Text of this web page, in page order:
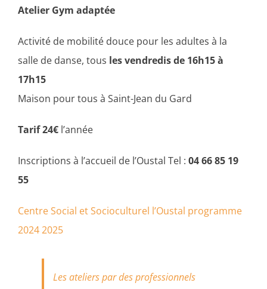
Atelier Gym adaptée
Activité de mobilité douce pour les adultes à la
salle de danse, tous les vendredis de 16h15 à
17h15
Maison pour tous à Saint-Jean du Gard
Tarif 24€ l’année
Inscriptions à l’accueil de l’Oustal Tel : 04 66 85 19
55
Centre Social et Socioculturel l’Oustal programme
2024 2025
Les ateliers par des professionnels